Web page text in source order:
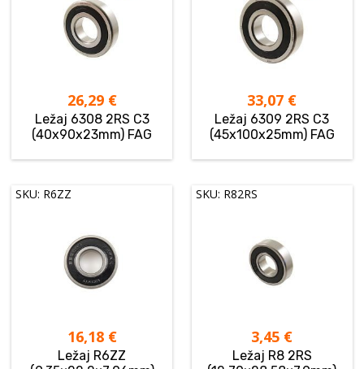
26,29 €
Ležaj 6308 2RS C3
(40x90x23mm) FAG
33,07 €
Ležaj 6309 2RS C3
(45x100x25mm) FAG
SKU: R6ZZ
16,18 €
Ležaj R6ZZ
SKU: R82RS
3,45 €
Ležaj R8 2RS